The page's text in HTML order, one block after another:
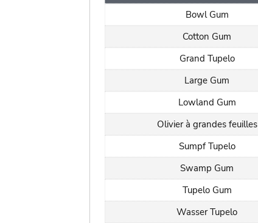
Bowl Gum
Cotton Gum
Grand Tupelo
Large Gum
Lowland Gum
Olivier à grandes feuilles
Sumpf Tupelo
Swamp Gum
Tupelo Gum
Wasser Tupelo